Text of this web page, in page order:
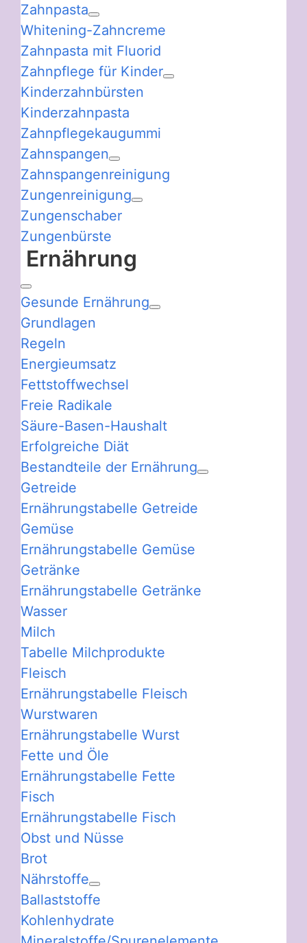
Zahnpasta
Whitening-Zahncreme
Zahnpasta mit Fluorid
Zahnpflege für Kinder
Kinderzahnbürsten
Kinderzahnpasta
Zahnpflegekaugummi
Zahnspangen
Zahnspangenreinigung
Zungenreinigung
Zungenschaber
Zungenbürste
Ernährung
Gesunde Ernährung
Grundlagen
Regeln
Energieumsatz
Fettstoffwechsel
Freie Radikale
Säure-Basen-Haushalt
Erfolgreiche Diät
Bestandteile der Ernährung
Getreide
Ernährungstabelle Getreide
Gemüse
Ernährungstabelle Gemüse
Getränke
Ernährungstabelle Getränke
Wasser
Milch
Tabelle Milchprodukte
Fleisch
Ernährungstabelle Fleisch
Wurstwaren
Ernährungstabelle Wurst
Fette und Öle
Ernährungstabelle Fette
Fisch
Ernährungstabelle Fisch
Obst und Nüsse
Brot
Nährstoffe
Ballaststoffe
Kohlenhydrate